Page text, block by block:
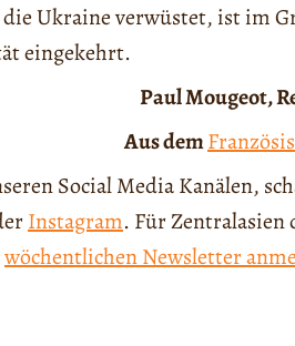
Ukraine verwüstet, ist im
eingekehrt.
Paul Mougeot,
Aus dem
Social Media Kanälen,
Instagram. Für
wöchentlichen Newsletter